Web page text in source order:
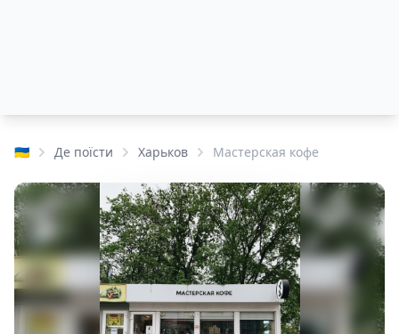
🇺🇦 Де поїсти Харьков Мастерская кофе